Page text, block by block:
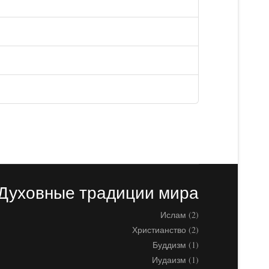
традиции мира
Ислам (2)
Христианство (2)
Буддизм (1)
Иудаизм (1)